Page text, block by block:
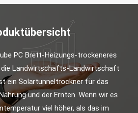
PC Brett-Heizungs-trockeneres
Landwirtschafts-Landwirtschaft
ein Solartunneltrockner für das
und der Ernten. Wenn wir es
viel höher, als das im